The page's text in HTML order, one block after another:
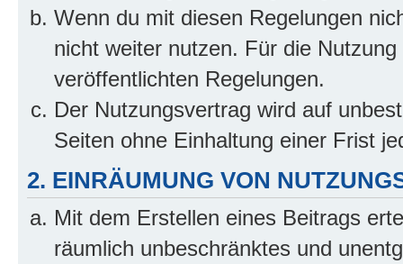
Wenn du mit diesen Regelungen
nicht weiter nutzen. Für die
veröffentlichten Regelungen.
Der Nutzungsvertrag wird auf
Seiten ohne Einhaltung einer Frist
2. EINRÄUMUNG VON
Mit dem Erstellen eines Beitrags
räumlich unbeschränktes und